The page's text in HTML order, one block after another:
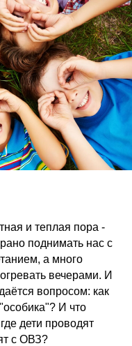
и теплая пора -
поднимать нас с
а много
вечерами. И
вопросом: как
И что
дети проводят
с ОВЗ?